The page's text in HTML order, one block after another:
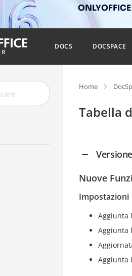
DOCS DOCSPACE
Home
Tabella
Nuove
Impostazioni
Aggiunta
Aggiunta
Aggiunta